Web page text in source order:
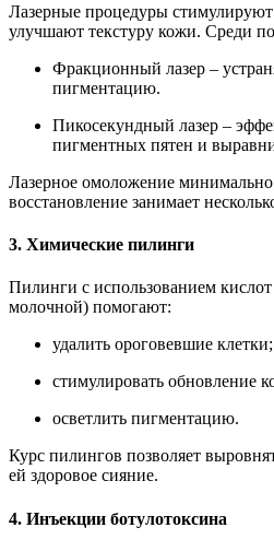
Лазерные процедуры стимулируют
улучшают текстуру кожи. Среди
Фракционный лазер –
пигментацию.
Пикосекундный лазер –
пигментных пятен и
Лазерное омоложение минимально
восстановление занимает
3. Химические пилинги
Пилинги с использованием
молочной) помогают:
удалить ороговевшие клетки;
стимулировать обновление
осветлить пигментацию.
Курс пилингов позволяет
ей здоровое сияние.
4. Инъекции ботулотоксина